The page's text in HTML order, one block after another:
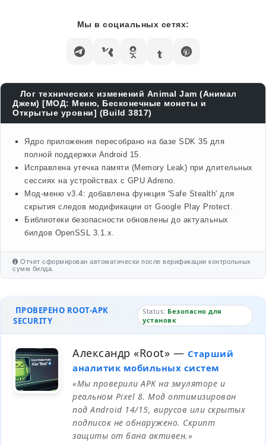
Мы в социальных сетях:
Лог технических изменений Animal Jam (Анимал
Джем) [МОД: Меню, Бесконечные монеты и
Открытые уровни] (Build 3817)
Ядро приложения пересобрано на базе SDK 35 для
полной поддержки Android 15.
Исправлена утечка памяти (Memory Leak) при длительных
сессиях на устройствах с GPU Adreno.
Мод-меню v3.4: добавлена функция 'Safe Stealth' для
скрытия следов модификации от Google Play Protect.
Библиотеки безопасности обновлены до актуальных
билдов OpenSSL 3.1.x.
Отчет сформирован автоматически после верификации контрольных
сумм билда.
ПРОВЕРЕНО ROOT-APK
SECURITY
Status: Безопасно для
установк
Александр «Root» — Старший
аналитик мобильных систем
«Мы проверили APK на эмуляторе и
реальном Pixel 8. Мод оптимизирован
под Android 14/15, вирусов или скрытых
подписок не обнаружено. Скрипт
защиты от бана активен.»